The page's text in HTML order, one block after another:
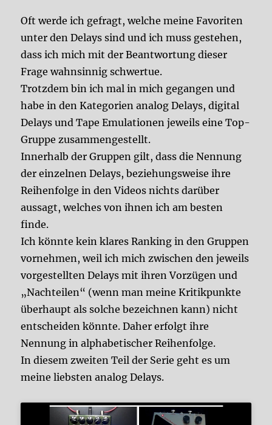
Oft werde ich gefragt, welche meine Favoriten
unter den Delays sind und ich muss gestehen,
dass ich mich mit der Beantwortung dieser
Frage wahnsinnig schwertue.
Trotzdem bin ich mal in mich gegangen und
habe in den Kategorien analog Delays, digital
Delays und Tape Emulationen jeweils eine Top-
Gruppe zusammengestellt.
Innerhalb der Gruppen gilt, dass die Nennung
der einzelnen Delays, beziehungsweise ihre
Reihenfolge in den Videos nichts darüber
aussagt, welches von ihnen ich am besten
finde.
Ich könnte kein klares Ranking in den Gruppen
vornehmen, weil ich mich zwischen den jeweils
vorgestellten Delays mit ihren Vorzügen und
„Nachteilen“ (wenn man meine Kritikpunkte
überhaupt als solche bezeichnen kann) nicht
entscheiden könnte. Daher erfolgt ihre
Nennung in alphabetischer Reihenfolge.
In diesem zweiten Teil der Serie geht es um
meine liebsten analog Delays.